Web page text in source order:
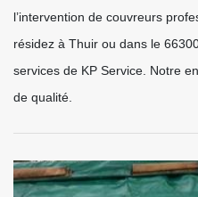
l’intervention de couvreurs
résidez à Thuir ou dans le
services de KP Service. Notre
de qualité.